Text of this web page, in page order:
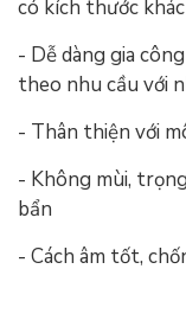
có kích thước
- Dễ dàng gia
theo nhu cầu với
- Thân thiện với
- Không mùi,
bẩn
- Cách âm tốt,